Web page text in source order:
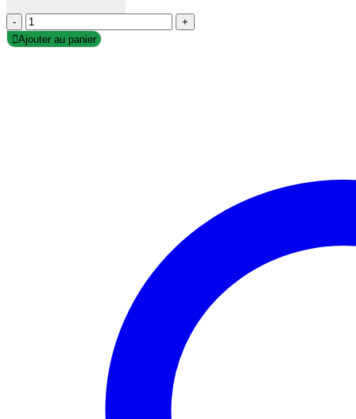
-
+
Ajouter au panier